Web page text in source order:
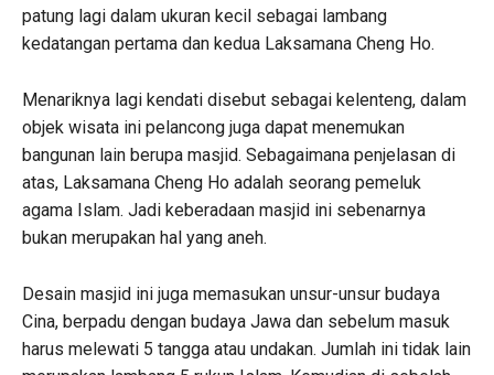
patung lagi dalam ukuran kecil sebagai lambang
kedatangan pertama dan kedua Laksamana Cheng Ho.
Menariknya lagi kendati disebut sebagai kelenteng, dalam
objek wisata ini pelancong juga dapat menemukan
bangunan lain berupa masjid. Sebagaimana penjelasan di
atas, Laksamana Cheng Ho adalah seorang pemeluk
agama Islam. Jadi keberadaan masjid ini sebenarnya
bukan merupakan hal yang aneh.
Desain masjid ini juga memasukan unsur-unsur budaya
Cina, berpadu dengan budaya Jawa dan sebelum masuk
harus melewati 5 tangga atau undakan. Jumlah ini tidak lain